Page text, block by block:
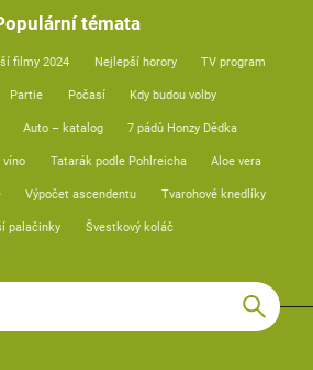
témata
filmy 2024 Nejlepší horory TV program
Partie Počasí Kdy budou volby
Auto – katalog 7 pádů Honzy Dědka
víno Tatarák podle Pohlreicha Aloe vera
Výpočet ascendentu Tvarohové knedlíky
palačinky Švestkový koláč